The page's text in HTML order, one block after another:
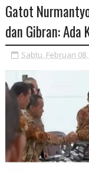
Gatot
dan Gibran:
Sabtu, Februari 08,